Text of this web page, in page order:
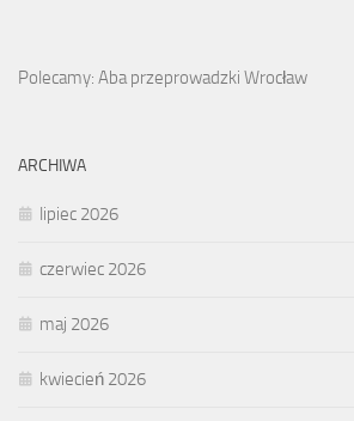
Polecamy: Aba przeprowadzki Wrocław
ARCHIWA
lipiec 2026
czerwiec 2026
maj 2026
kwiecień 2026